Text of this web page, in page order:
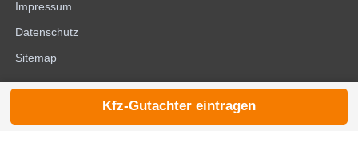
Impressum
Datenschutz
Sitemap
© 2026 die-kfzgutachter.de
Kfz-Gutachter eintragen